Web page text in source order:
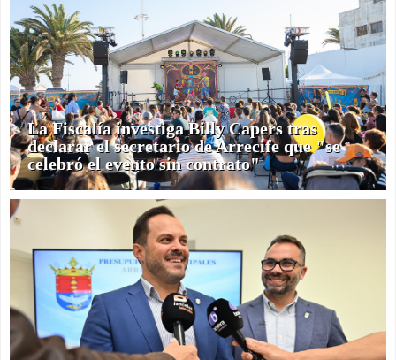
La Fiscalía investiga Billy Capers tras
declarar el secretario de Arrecife que "se
celebró el evento sin contrato"